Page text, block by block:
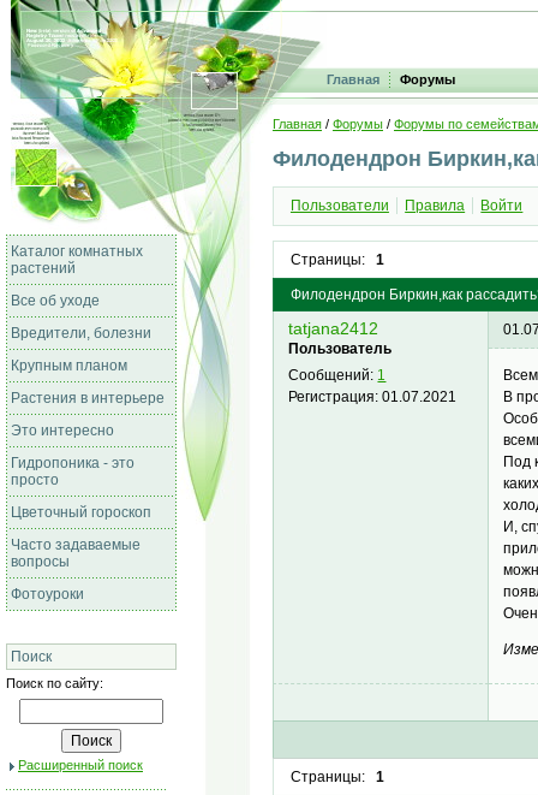
Главная Форумы
Каталог комнатных
растений
Все об уходе
Вредители, болезни
Крупным планом
Растения в интерьере
Это интересно
Гидропоника - это
просто
Цветочный гороскоп
Часто задаваемые
вопросы
Фотоуроки
Поиск
Поиск по сайту:
Расширенный поиск
Главная / Форумы / Форумы по
Филодендрон
Пользователи Правила Войти
Страницы: 1
Филодендрон Биркин,как
tatjana2412
Пользователь
Сообщений: 1
Регистрация:01.07.2021
В
Под
И,
Страницы: 1